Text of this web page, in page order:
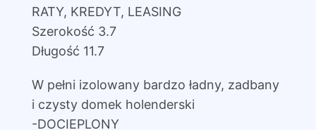
RATY, KREDYT, LEASING
Szerokość 3.7
Długość 11.7
W pełni izolowany bardzo ładny, zadbany
i czysty domek holenderski
-DOCIEPLONY